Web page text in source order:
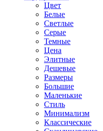
Цвет
Белые
Светлые
Серые
Темные
Цена
Элитные
Дешевые
Размеры
Большие
Маленькие
Стиль
Минимализм
Классические